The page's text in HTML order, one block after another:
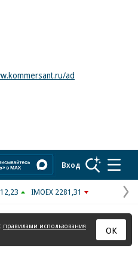
ad
Вход
IMOEX 2281,31
правилами использования
ОК